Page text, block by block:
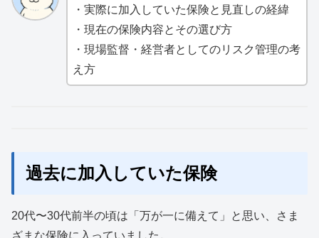
・実際に加入していた保険と見直しの経緯
・現在の保険内容とその選び方
・現場監督・経営者としてのリスク管理の考
え方
過去に加入していた保険
20代〜30代前半の頃は「万が一に備えて」と思い、さま